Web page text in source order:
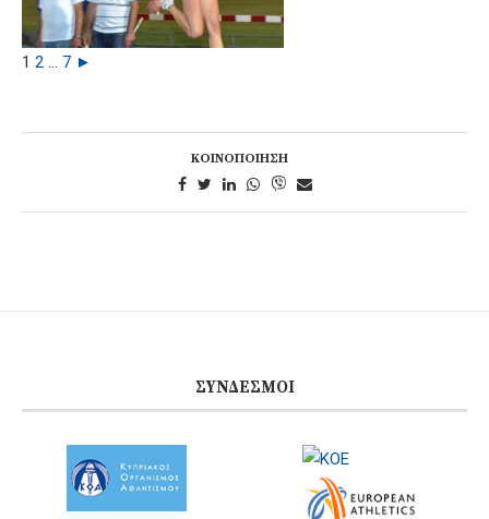
1 2 ... 7 ►
ΚΟΙΝΟΠΟΊΗΣΗ
ΣΎΝΔΕΣΜΟΙ